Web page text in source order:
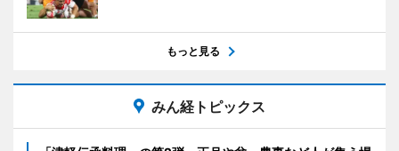
もっと見る
みん経トピックス